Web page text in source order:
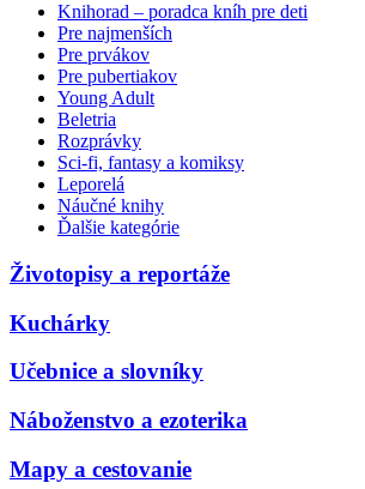
Knihorad – poradca kníh pre deti
Pre najmenších
Pre prvákov
Pre pubertiakov
Young Adult
Beletria
Rozprávky
Sci-fi, fantasy a komiksy
Leporelá
Náučné knihy
Ďalšie kategórie
Životopisy a reportáže
Kuchárky
Učebnice a slovníky
Náboženstvo a ezoterika
Mapy a cestovanie